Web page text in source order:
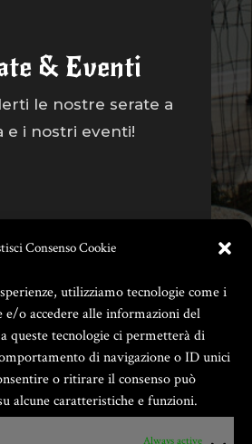
Consenso Cookie
utilizziamo tecnologie come i
e/o accedere alle informazioni del
queste tecnologie ci permetterà di
di navigazione o ID unici
o ritirare il consenso può
alcune caratteristiche e funzioni.
Always active
& Eventi
le nostre serate a
e i nostri eventi!